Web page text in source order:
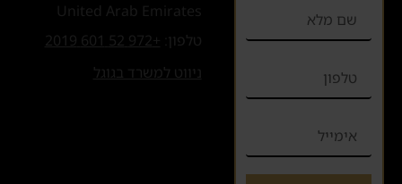
United Arab Emirates
טלפון:
+972 52 601 2019
ניווט למשרד בגוגל